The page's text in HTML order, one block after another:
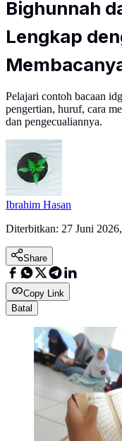
Bighunnah
Lengkap
Pelajari contoh bacaan
pengertian, huruf, cara
dan pengecualiannya.
Ibrahim Hasan
Diterbitkan: 27 Juni
Share
Copy Link
Batal